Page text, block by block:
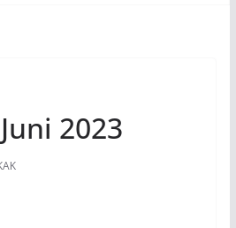
2023